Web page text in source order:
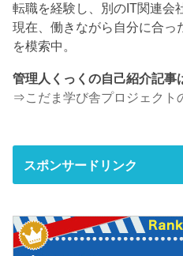
転職を経験し、別のIT関連会
現在、働きながら自分に合っ
を模索中。
管理人くっくの自己紹介記事
⇒こだま学び舎プロジェクト
スポンサードリンク